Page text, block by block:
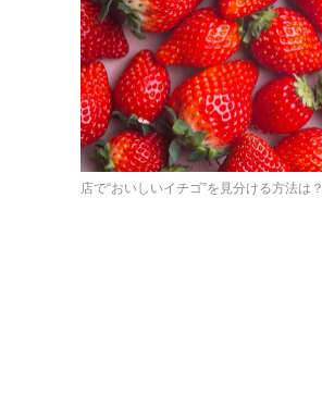
店で“おいしいイチゴ”を見分ける方法は？